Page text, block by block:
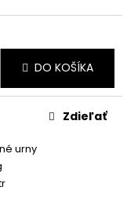
DO KOŠÍKA
urny
Zdieľať